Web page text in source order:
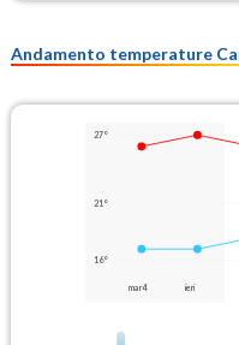
Andamento temperature
27°
21°
16°
mar 4 ieri